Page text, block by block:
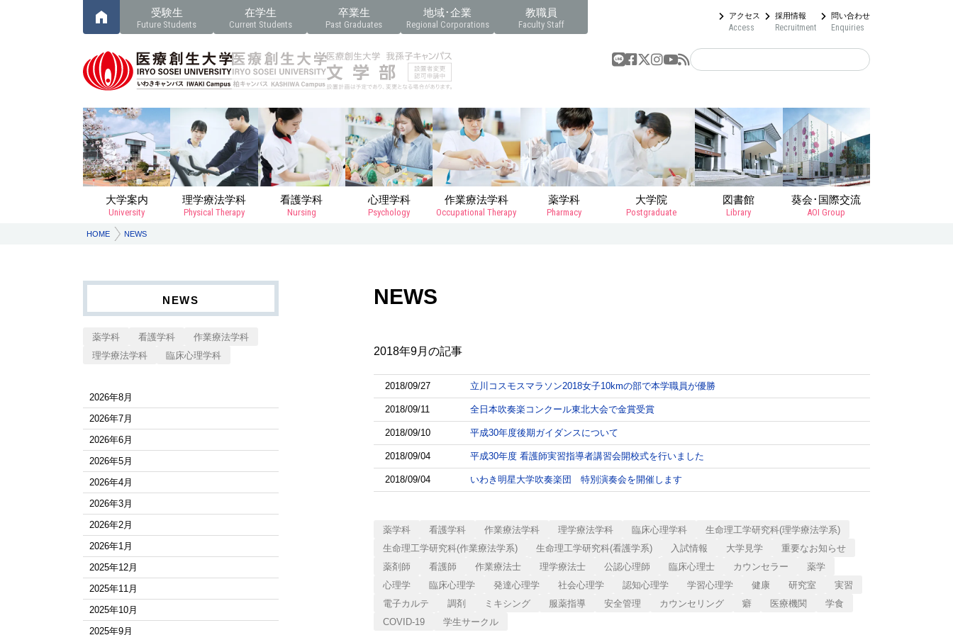
受験生
Future Students
在学生
Current Students
卒業生
Past Graduates
地域･企業
Regional Corporations
教職員
Faculty Staff
アクセス
Access
採用情報
Recruitment
問い合わせ
Enquiries
大学案内
University
理学療法学科
Physical Therapy
看護学科
Nursing
心理学科
Psychology
作業療法学科
Occupational Therapy
薬学科
Pharmacy
大学院
Postgraduate
図書館
Library
葵会･国際交流
AOI Group
HOME NEWS
NEWS
2018年9月 の記事
2018/09/27 立川コスモスマラソン2018女子10kmの部で本学職員が優勝
2018/09/11 全日本吹奏楽コンクール東北大会で金賞受賞
2018/09/10 平成30年度後期ガイダンスについて
2018/09/04 平成30年度 看護師実習指導者講習会開校式を行いました
2018/09/04 いわき明星大学吹奏楽団 特別演奏会を開催します
薬学科 看護学科 作業療法学科 理学療法学科 臨床心理学科
生命理工学研究科(理学療法学系)
生命理工学研究科(作業療法学系)
生命理工学研究科(看護学系) 入試情報 大学見学
重要なお知らせ
薬剤師
看護師 作業療法士 理学療法士 公認心理師 臨床心理士 カウンセラー
薬学
心理学
臨床心理学 発達心理学 社会心理学 認知心理学 学習心理学 健康 研究室
実習
電子カルテ
調剤 ミキシング 服薬指導 安全管理 カウンセリング 癖 医療機関
学食
COVID-19
学生サークル
NEWS
薬学科 看護学科
作業療法学科
理学療法学科
臨床心理学科
2026年8月
2026年7月
2026年6月
2026年5月
2026年4月
2026年3月
2026年2月
2026年1月
2025年12月
2025年11月
2025年10月
2025年9月